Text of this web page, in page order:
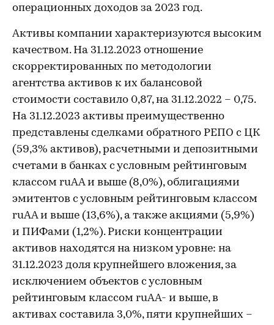
операционных доходов за 2023 год.
Активы компании характеризуются высоким
качеством. На 31.12.2023 отношение
скорректированных по методологии
агентства активов к их балансовой
стоимости составило 0,87, на 31.12.2022 – 0,75.
На 31.12.2023 активы преимущественно
представлены сделками обратного РЕПО с ЦК
(59,3% активов), расчетными и депозитными
счетами в банках с условным рейтинговым
классом ruAA и выше (8,0%), облигациями
эмитентов с условным рейтинговым классом
ruAA и выше (13,6%), а также акциями (5,9%)
и ПИФами (1,2%). Риски концентрации
активов находятся на низком уровне: на
31.12.2023 доля крупнейшего вложения, за
исключением объектов с условным
рейтинговым классом ruAA- и выше, в
активах составила 3,0%, пяти крупнейших –